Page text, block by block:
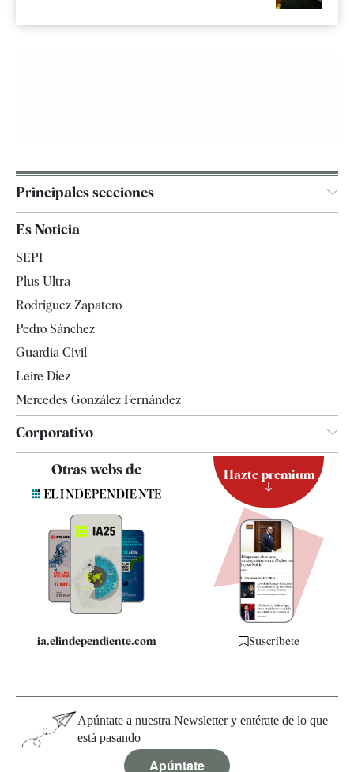
Principales secciones
Televisión
Es Noticia
SEPI
Plus Ultra
Rodríguez Zapatero
Pedro Sánchez
Guardia Civil
Leire Díez
Mercedes González Fernández
Corporativo
Quiénes somos
Especificaciones
Otras webs de
ia.elindependiente.com
Hazte premium
Suscríbete
Apúntate a nuestra Newsletter y entérate de lo que
está pasando
Apúntate